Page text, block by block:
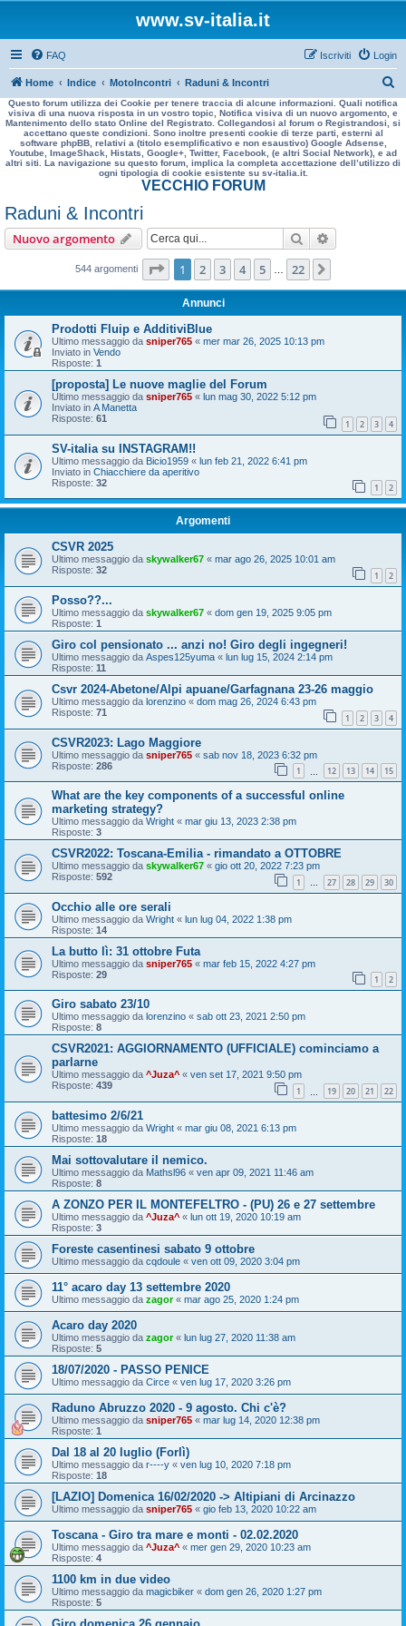
www.sv-italia.it
FAQ Login
Iscriviti
Home Indice MotoIncontri Raduni & Incontri
e
r
a
Questo forum utilizza dei Cookie per tenere traccia di alcune informazioni. Quali notifica
visiva di una nuova risposta in un vostro topic, Notifica visiva di un nuovo argomento, e
Mantenimento dello stato Online del Registrato. Collegandosi al forum o Registrandosi, si
accettano queste condizioni. Sono inoltre presenti cookie di terze parti, esterni al
software phpBB, relativi a (titolo esemplificativo e non esaustivo) Google Adsense,
Youtube, ImageShack, Histats, Google+, Twitter, Facebook, (e altri Social Network), e ad
altri siti. La navigazione su questo forum, implica la completa accettazione dell’utilizzo di
ogni tipologia di cookie esistente su sv-italia.it.
VECCHIO FORUM
Raduni & Incontri
Nuovo argomento Cerca
544 argomenti Pagina di 22
1 2 3 4 5 22
Annunci
Prodotti Fluip e AdditiviBlue
Ultimo messaggio da sniper765 « mer mar 26, 2025 10:13 pm
Inviato in Vendo
Risposte: 1
[proposta] Le nuove maglie del Forum
Ultimo messaggio da sniper765 « lun mag 30, 2022 5:12 pm
Inviato in A Manetta
Risposte: 61 1 2 3 4
SV-italia su INSTAGRAM!!
Ultimo messaggio da Bicio1959 « lun feb 21, 2022 6:41 pm
Inviato in Chiacchiere da aperitivo
Risposte: 32 1 2
Argomenti
CSVR 2025
Ultimo messaggio da skywalker67 « mar ago 26, 2025 10:01 am
Risposte: 32 1 2
Posso??...
Ultimo messaggio da skywalker67 « dom gen 19, 2025 9:05 pm
Risposte: 1
Giro col pensionato ... anzi no! Giro degli ingegneri!
Ultimo messaggio da Aspes125yuma « lun lug 15, 2024 2:14 pm
Risposte: 11
Csvr 2024-Abetone/Alpi apuane/Garfagnana 23-26 maggio
Ultimo messaggio da lorenzino « dom mag 26, 2024 6:43 pm
Risposte: 71 1 2 3 4
CSVR2023: Lago Maggiore
Ultimo messaggio da sniper765 « sab nov 18, 2023 6:32 pm
Risposte: 286 1 12 13 14 15
What are the key components of a successful online
marketing strategy?
Ultimo messaggio da Wright « mar giu 13, 2023 2:38 pm
Risposte: 3
CSVR2022: Toscana-Emilia - rimandato a OTTOBRE
Ultimo messaggio da skywalker67 « gio ott 20, 2022 7:23 pm
Risposte: 592 1 … 27 28 29 30
Occhio alle ore serali
Ultimo messaggio da Wright « lun lug 04, 2022 1:38 pm
Risposte: 14
La butto lì: 31 ottobre Futa
Ultimo messaggio da sniper765 « mar feb 15, 2022 4:27 pm
Risposte: 29 1 2
Giro sabato 23/10
Ultimo messaggio da lorenzino « sab ott 23, 2021 2:50 pm
Risposte: 8
CSVR2021: AGGIORNAMENTO (UFFICIALE) cominciamo a
parlarne
Ultimo messaggio da ^Juza^ « ven set 17, 2021 9:50 pm
Risposte: 439 1 19 20 21 22
battesimo 2/6/21
Ultimo messaggio da Wright « mar giu 08, 2021 6:13 pm
Risposte: 18
Mai sottovalutare il nemico.
Ultimo messaggio da Mathsl96 « ven apr 09, 2021 11:46 am
Risposte: 8
A ZONZO PER IL MONTEFELTRO - (PU) 26 e 27 settembre
Ultimo messaggio da ^Juza^ « lun ott 19, 2020 10:19 am
Risposte: 3
Foreste casentinesi sabato 9 ottobre
Ultimo messaggio da cqdoule « ven ott 09, 2020 3:04 pm
11° acaro day 13 settembre 2020
Ultimo messaggio da zagor« mar ago 25, 2020 1:24 pm
Acaro day 2020
Ultimo messaggio da zagor« lun lug 27, 2020 11:38 am
Risposte: 5
18/07/2020 - PASSO PENICE
Ultimo messaggio da Circe « ven lug 17, 2020 3:26 pm
Raduno Abruzzo 2020 - 9 agosto. Chi c'è?
Ultimo messaggio da sniper765 « mar lug 14, 2020 12:38 pm
Risposte: 1
Dal 18 al 20 luglio (Forlì)
Ultimo messaggio da r----y « ven lug 10, 2020 7:18 pm
Risposte: 18
[LAZIO] Domenica 16/02/2020 -> Altipiani di Arcinazzo
Ultimo messaggio da sniper765 « gio feb 13, 2020 10:22 am
Toscana - Giro tra mare e monti - 02.02.2020
Ultimo messaggio da ^Juza^ « mer gen 29, 2020 10:23 am
Risposte: 4
1100 km in due video
Ultimo messaggio da magicbiker « dom gen 26, 2020 1:27 pm
Risposte: 5